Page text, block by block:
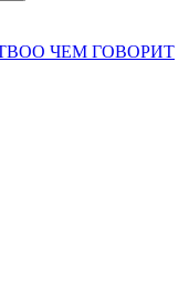
О ЧЕМ ГОВОРИТ